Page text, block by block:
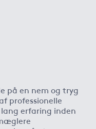
på en nem og tryg
professionelle
erfaring inden